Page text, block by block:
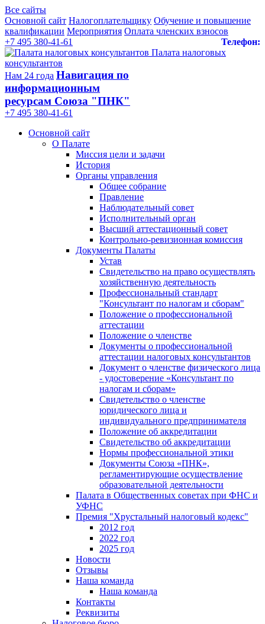
Все сайты
Основной сайт Налогоплательщику Обучение и повышение
квалификации Мероприятия Оплата членских взносов
Телефон:
+7 495 380-41-61
Палата налоговых
консультантов
Нам 24 года Навигация по
информационным
ресурсам Союза "ПНК"
+7 495 380‑41‑61
Основной сайт
О Палате
Миссия цели и задачи
История
Органы управления
Общее собрание
Правление
Наблюдательный совет
Исполнительный орган
Высший аттестационный совет
Контрольно-ревизионная комиссия
Документы Палаты
Устав
Свидетельство на право осуществлять
хозяйственную деятельность
Профессиональный стандарт
"Консультант по налогам и сборам"
Положение о профессиональной
аттестации
Положение о членстве
Документы о профессиональной
аттестации налоговых консультантов
Документ о членстве физического лица
- удостоверение «Консультант по
налогам и сборам»
Свидетельство о членстве
юридического лица и
индивидуального предпринимателя
Положение об аккредитации
Свидетельство об аккредитации
Нормы профессиональной этики
Документы Союза «ПНК»,
регламентирующие осуществление
образовательной деятельности
Палата в Общественных советах при ФНС и
УФНС
Премия "Хрустальный налоговый кодекс"
2012 год
2022 год
2025 год
Новости
Отзывы
Наша команда
Наша команда
Контакты
Реквизиты